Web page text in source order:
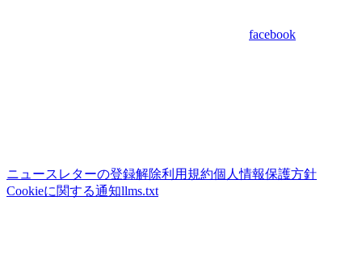
facebook
ニュースレターの登録解除利用規約個人情報保護方針
Cookieに関する通知llms.txt